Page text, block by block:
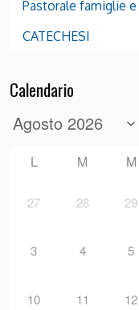
Pastorale famiglie
CATECHESI
Calendario
L M M
27 28 29
3 4 5
10 11 12